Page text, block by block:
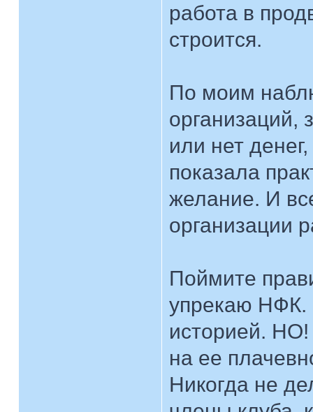
работа в
строится.
По моим
организаций,
или нет
показала
желание. И
организации
Поймите
упрекаю НФК.
историей.
на ее
Никогда не